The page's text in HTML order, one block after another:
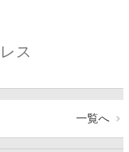
ス
一覧へ